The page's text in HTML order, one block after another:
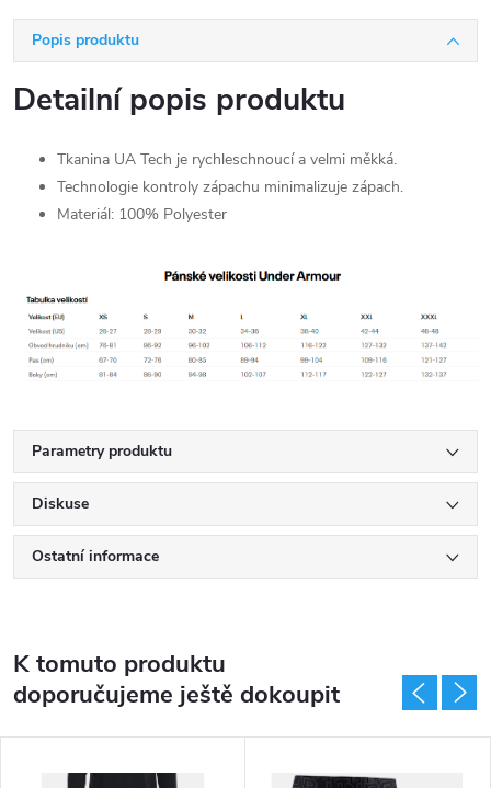
Popis produktu
Detailní popis produktu
Tkanina UA Tech je rychleschnoucí a velmi měkká.
Technologie kontroly zápachu minimalizuje zápach.
Materiál: 100% Polyester
Parametry produktu
Diskuse
Ostatní informace
K tomuto produktu
doporučujeme ještě dokoupit